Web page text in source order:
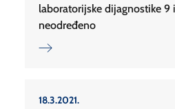
laboratorijske dijagnostike 9
neodređeno
18.3.2021.